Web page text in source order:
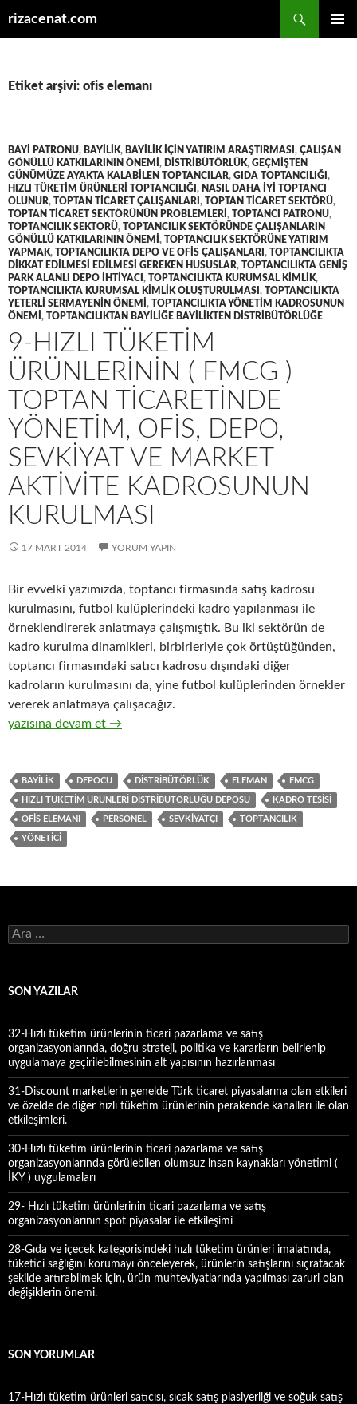
rizacenat.com
Etiket arşivi: ofis elemanı
BAYI PATRONU, BAYILIK, BAYILIK IÇIN YATIRIM ARAŞTIRMASI , ÇALIŞAN
GÖNÜLLÜ KATKILARININ ÖNEMI , DISTRIBÜTÖRLÜK, GEÇMIŞTEN
GÜNÜMÜZE AYAKTA KALABILEN TOPTANCILAR, GIDA TOPTANCILIĞI ,
HIZLI TÜKETIM ÜRÜNLERI TOPTANCILIĞI , NASIL DAHA IYI TOPTANCI
OLUNUR, TOPTAN TICARET ÇALIŞANLARI , TOPTAN TICARET SEKTÖRÜ,
TOPTAN TICARET SEKTÖRÜNÜN PROBLEMLERI , TOPTANCI PATRONU,
TOPTANCILIK SEKTORÜ, TOPTANCILIK SEKTÖRÜNDE ÇALIŞANLARIN
GÖNÜLLÜ KATKILARININ ÖNEMI , TOPTANCILIK SEKTÖRÜNE YATIRIM
YAPMAK, TOPTANCILIKTA DEPO VE OFIS ÇALIŞANLARI , TOPTANCILIKTA
DIKKAT EDILMESI EDILMESI GEREKEN HUSUSLAR, TOPTANCILIKTA GENIŞ
PARK ALANLI DEPO IHTIYACI , TOPTANCILIKTA KURUMSAL KIMLIK,
TOPTANCILIKTA KURUMSAL KIMLIK OLUŞTURULMASI , TOPTANCILIKTA
YETERLI SERMAYENIN ÖNEMI , TOPTANCILIKTA YÖNETIM KADROSUNUN
ÖNEMI , TOPTANCILIKTAN BAYILIĞE BAYILIKTEN DISTRIBÜTÖRLÜĞE
9-HIZLI TÜKETIM
ÜRÜNLERININ ( FMCG )
TOPTAN TICARETINDE
YÖNETIM, OFIS, DEPO,
SEVKIYAT VE MARKET
AKTIVITE KADROSUNUN
KURULMASI
17 MART 2014 YORUM YAPIN
Bir evvelki yazımızda, toptancı firmasında satış kadrosu
kurulmasını, futbol kulüplerindeki kadro yapılanması ile
örneklendirerek anlatmaya çalışmıştık. Bu iki sektörün de
kadro kurulma dinamikleri, birbirleriyle çok örtüştüğünden,
toptancı firmasındaki satıcı kadrosu dışındaki diğer
kadroların kurulmasını da, yine futbol kulüplerinden örnekler
vererek anlatmaya çalışacağız.
9-Hızlı tüketim ürünlerinin ( FMCG ) toptan ticaretinde
yazısına devam et →
BAYILIK DEPOCU DISTRIBÜTÖRLÜK ELEMAN FMCG
HIZLI TÜKETIM ÜRÜNLERI DISTRIBÜTÖRLÜĞÜ DEPOSU KADRO TESISI
OFIS ELEMANI PERSONEL SEVKIYATÇI TOPTANCILIK
YÖNETICI
A
r
a
SON YAZILAR
32-Hızlı tüketim ürünlerinin ticari pazarlama ve satış
organizasyonlarında, doğru strateji, politika ve kararların belirlenip
uygulamaya geçirilebilmesinin alt yapısının hazırlanması
31-Discount marketlerin genelde Türk ticaret piyasalarına olan etkileri
ve özelde de diğer hızlı tüketim ürünlerinin perakende kanalları ile olan
etkileşimleri.
30-Hızlı tüketim ürünlerinin ticari pazarlama ve satış
organizasyonlarında görülebilen olumsuz insan kaynakları yönetimi (
İKY ) uygulamaları
29- Hızlı tüketim ürünlerinin ticari pazarlama ve satış
organizasyonlarının spot piyasalar ile etkileşimi
28-Gıda ve içecek kategorisindeki hızlı tüketim ürünleri imalatında,
tüketici sağlığını korumayı önceleyerek, ürünlerin satışlarını sıçratacak
şekilde artırabilmek için, ürün muhteviyatlarında yapılması zaruri olan
değişiklerin önemi.
SON YORUMLAR
17-Hızlı tüketim ürünleri satıcısı, sıcak satış plasiyerliği ve soğuk satış